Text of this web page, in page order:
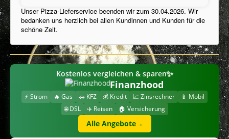
FAQ
Mein Konto
Speisekarte
Cookies Info
Unser Pizza-Lieferservice beenden wir zum 30.04.2026. Wir
bedanken uns herzlich bei allen Kundinnen und Kunden für die
schöne Zeit.
Finanzhood
⚡ Strom 🔥 Gas 🚗 KFZ 💰 Kredit 📈 Zinsrechner
📱 Mobil
🌐 DSL
✈️ Reisen 🏠 Versicherung
Kostenlos vergleichen & sparen✨
Alle Angebote→